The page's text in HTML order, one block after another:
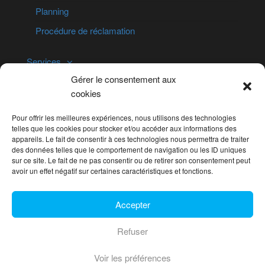
Gérer le consentement aux
cookies
Pour offrir les meilleures expériences, nous utilisons des technologies
telles que les cookies pour stocker et/ou accéder aux informations des
appareils. Le fait de consentir à ces technologies nous permettra de traiter
des données telles que le comportement de navigation ou les ID uniques
sur ce site. Le fait de ne pas consentir ou de retirer son consentement peut
avoir un effet négatif sur certaines caractéristiques et fonctions.
Accepter
Refuser
Voir les préférences
Planning
Procédure de réclamation
Services
Suivi de chantier
Inspection technique
Télécommunications
Orthophotographie et photogrammétrie
LiDAR aéroporté
Politique de cookies (UE)